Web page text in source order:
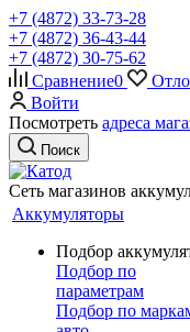
+7 (4872) 33-73-28
+7 (4872) 36-43-44
+7 (4872) 30-75-62
Сравнение0
Войти
Посмотреть адреса
Поиск
Сеть магазинов
Аккумуляторы
Подбор
Подбор по
параметрам
Подбор по